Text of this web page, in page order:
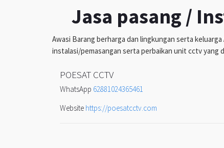
Jasa pasang /
Awasi Barang berharga dan lingkungan serta
instalasi/pemasangan serta perbaikan unit cctv yang
POESAT CCTV
WhatsApp 62881024365461
Website https://poesatcctv.com